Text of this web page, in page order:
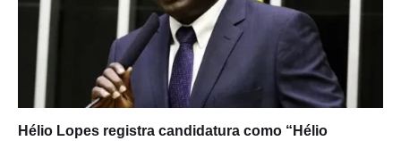
Hélio Lopes registra candidatura como “Hélio